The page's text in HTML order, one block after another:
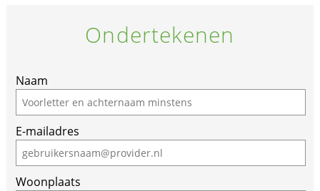
Ondertekenen
Naam
E-mailadres
Woonplaats